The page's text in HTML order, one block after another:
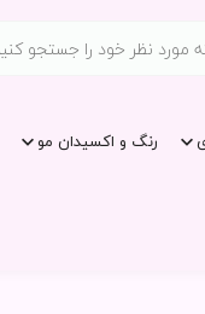
رنگ و اکسیدان مو